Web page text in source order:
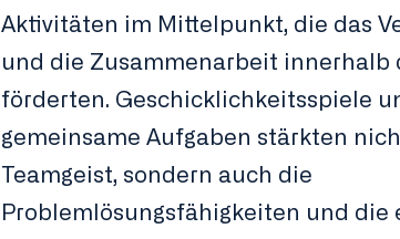
Aktivitäten im Mittelpunkt, die das
und die Zusammenarbeit innerhalb
förderten. Geschicklichkeitsspiele
gemeinsame Aufgaben stärkten
Teamgeist, sondern auch die
Problemlösungsfähigkeiten und die